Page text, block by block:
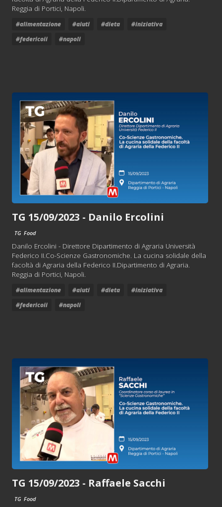
Reggia di Portici, Napoli.
#alimentazione #aiuti #dieta
#iniziativa
#federicoii
#napoli
TG 15/09/2023 - Danilo Ercolini
TG Food
Danilo Ercolini - Direttore Dipartimento di Agraria Università
Federico II.Co-Scienze Gastronomiche. La cucina solidale della
facoltà di Agraria della Federico II.Dipartimento di Agraria.
Reggia di Portici, Napoli.
#alimentazione #aiuti #dieta
#iniziativa
#federicoii
#napoli
TG 15/09/2023 - Raffaele Sacchi
TG Food